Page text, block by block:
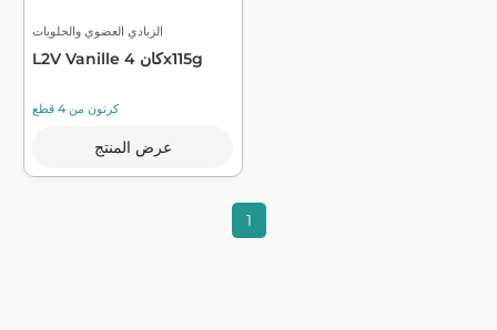
الزبادي العضوي والحلويات
L2V Vanille كان 4x115g
كرتون من 4 قطع
عرض المنتج
1